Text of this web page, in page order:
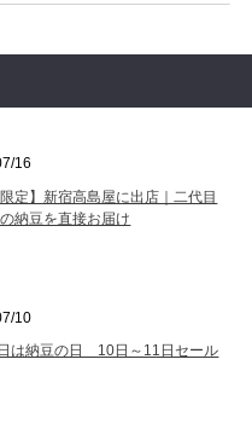
16
限定】新宿高島屋に出店｜二代目
納豆を直接お届け
10
は納豆の日 10日～11日セール